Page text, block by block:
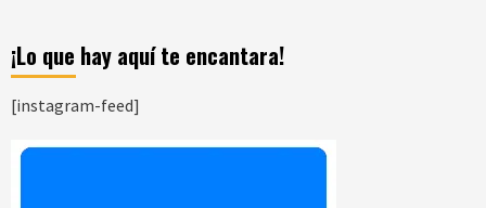
¡Lo que hay aquí te encantara!
[instagram-feed]